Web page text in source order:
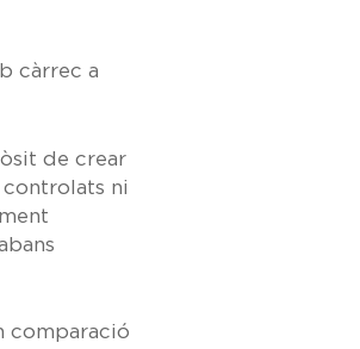
càrrec a
de crear
ni
comparació